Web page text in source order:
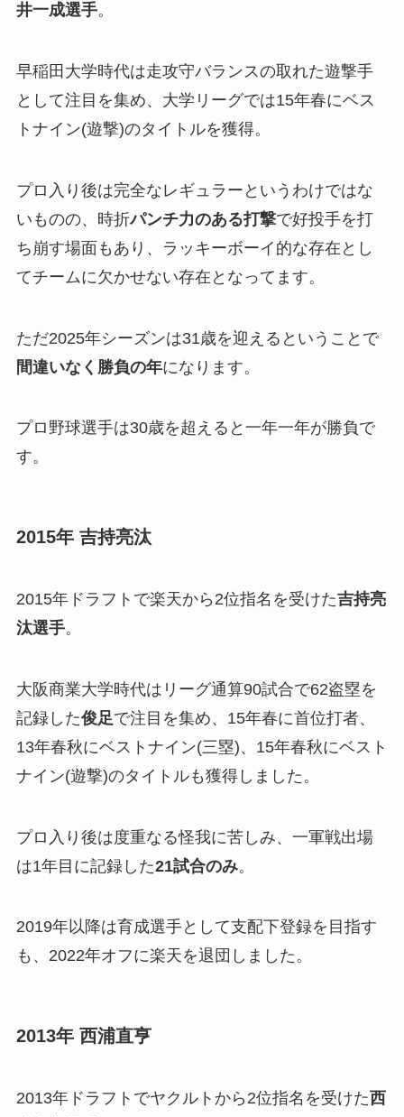
井一成選手。
早稲田大学時代は走攻守バランスの取れた遊撃手
として注目を集め、大学リーグでは15年春にベス
トナイン(遊撃)のタイトルを獲得。
プロ入り後は完全なレギュラーというわけではな
いものの、時折パンチ力のある打撃で好投手を打
ち崩す場面もあり、ラッキーボーイ的な存在とし
てチームに欠かせない存在となってます。
ただ2025年シーズンは31歳を迎えるということで
間違いなく勝負の年になります。
プロ野球選手は30歳を超えると一年一年が勝負で
す。
2015年 吉持亮汰
2015年ドラフトで楽天から2位指名を受けた吉持亮
汰選手。
大阪商業大学時代はリーグ通算90試合で62盗塁を
記録した俊足で注目を集め、15年春に首位打者、
13年春秋にベストナイン(三塁)、15年春秋にベスト
ナイン(遊撃)のタイトルも獲得しました。
プロ入り後は度重なる怪我に苦しみ、一軍戦出場
は1年目に記録した21試合のみ。
2019年以降は育成選手として支配下登録を目指す
も、2022年オフに楽天を退団しました。
2013年 西浦直亨
2013年ドラフトでヤクルトから2位指名を受けた西